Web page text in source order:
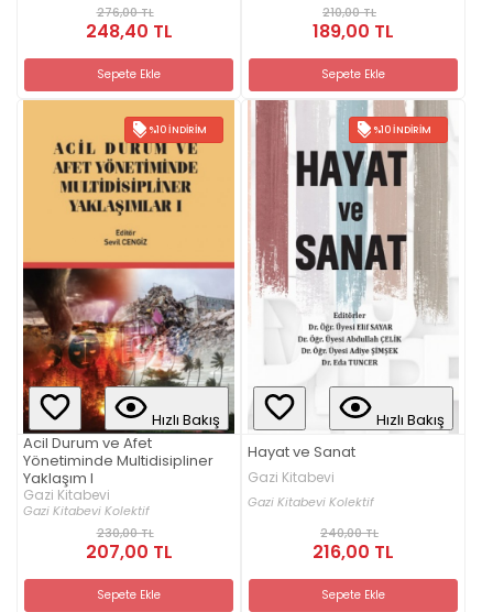
276,00 TL
248,40 TL
Sepete Ekle
210,00 TL
189,00 TL
Sepete Ekle
%10 İNDIRIM
Hızlı Bakış
Acil Durum ve Afet
Yönetiminde Multidisipliner
Yaklaşım I
Gazi Kitabevi
Gazi Kitabevi Kolektif
230,00 TL
207,00 TL
Sepete Ekle
%10 İNDIRIM
Hızlı Bakış
Hayat ve Sanat
Gazi Kitabevi
Gazi Kitabevi Kolektif
240,00 TL
216,00 TL
Sepete Ekle